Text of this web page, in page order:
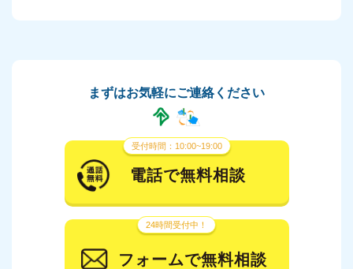
まずはお気軽にご連絡ください
受付時間：10:00~19:00
電話で無料相談
24時間受付中！
フォームで無料相談